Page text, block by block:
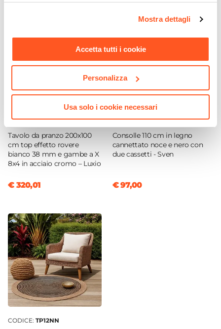
momento. Per maggiori informazioni si invita a leggere la
Mostra dettagli
Accetta tutti i cookie
Personalizza
Usa solo i cookie necessari
98 cm
43 cm
Materiale Seduta
Legno MDF |Similpelle
Colore Gambe
Cromo
Colore Seduta
Effetto legno
Impilabile
No
Imbottitura
Si
Materiale Imbottitura
Schiuma poliuretanica
CODICE:FE-2BK
Tavolo da pranzo 200x100
cm top effetto rovere
bianco 38 mm e gambe a X
8x4 in acciaio cromo – Luxio
€ 320,01
CODICE:SV-N11
Consolle 110 cm in legno
cannettato noce e nero con
due cassetti - Sven
€ 97,00
CODICE: TP12NN